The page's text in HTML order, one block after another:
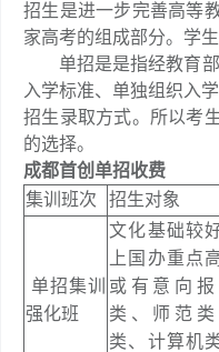
招生是进一步完善高等
家高考的组成部分。学
单招是是指经教育部
入学标准、单独组织入
招生录取方式。所以考
的选择。
成都首创单招收费
集训班次
招生对象
单招集训
强化班
文化基础较
上国办重点
或有意向
类、师范
类、计算机